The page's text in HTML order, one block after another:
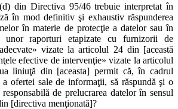
din Directiva 95/46 trebuie interpretat în
în mod definitiv şi exhaustiv răspunderea
în materie de protecţie a datelor sau în
raporturi etapizate cu furnizorii de
vizate la articolul 24 din [această
efective de intervenţie» vizate la articolul
liniuţă din [aceasta] permit că, în cadrul
ofertei sale de informaţii, să răspundă şi o
de prelucrarea datelor în sensul
[directiva menţionată]?